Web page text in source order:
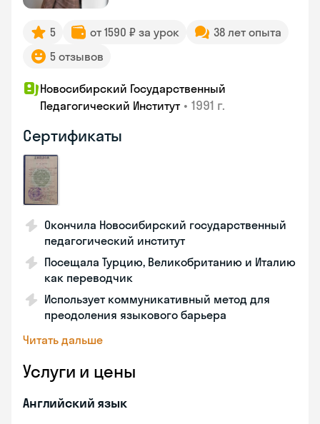
5 от 1590 ₽ за урок
38 лет опыта
5 отзывов
Новосибирский Государственный
Педагогический Институт • 1991 г.
Сертификаты
Окончила Новосибирский государственный
педагогический институт
Посещала Турцию, Великобританию и Италию
как переводчик
Использует коммуникативный метод для
преодоления языкового барьера
Читать дальше
Услуги и цены
Английский язык